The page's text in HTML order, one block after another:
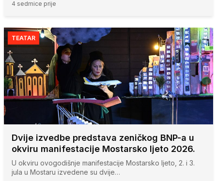
4 sedmice prije
TEATAR
Dvije izvedbe predstava zeničkog BNP-a u
okviru manifestacije Mostarsko ljeto 2026.
U okviru ovogodišnje manifestacije Mostarsko ljeto, 2. i 3.
jula u Mostaru izvedene su dvije…